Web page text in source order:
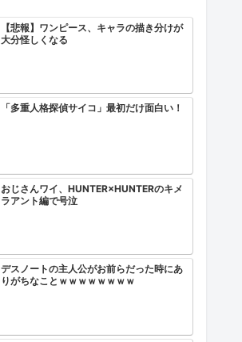
【悲報】ワンピース、キャラの描き分けが
大分怪しくなる
「多重人格探偵サイコ」最初だけ面白い！
おじさんワイ、HUNTER×HUNTERのキメ
ラアント編で号泣
デスノートの主人公がお前らだった時にあ
りがちなことｗｗｗｗｗｗｗｗ